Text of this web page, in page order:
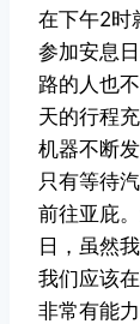
在下午2时
参加安息
路的人也
天的行程
机器不断
只有等待
前往亚庇
日，虽然
我们应该
非常有能